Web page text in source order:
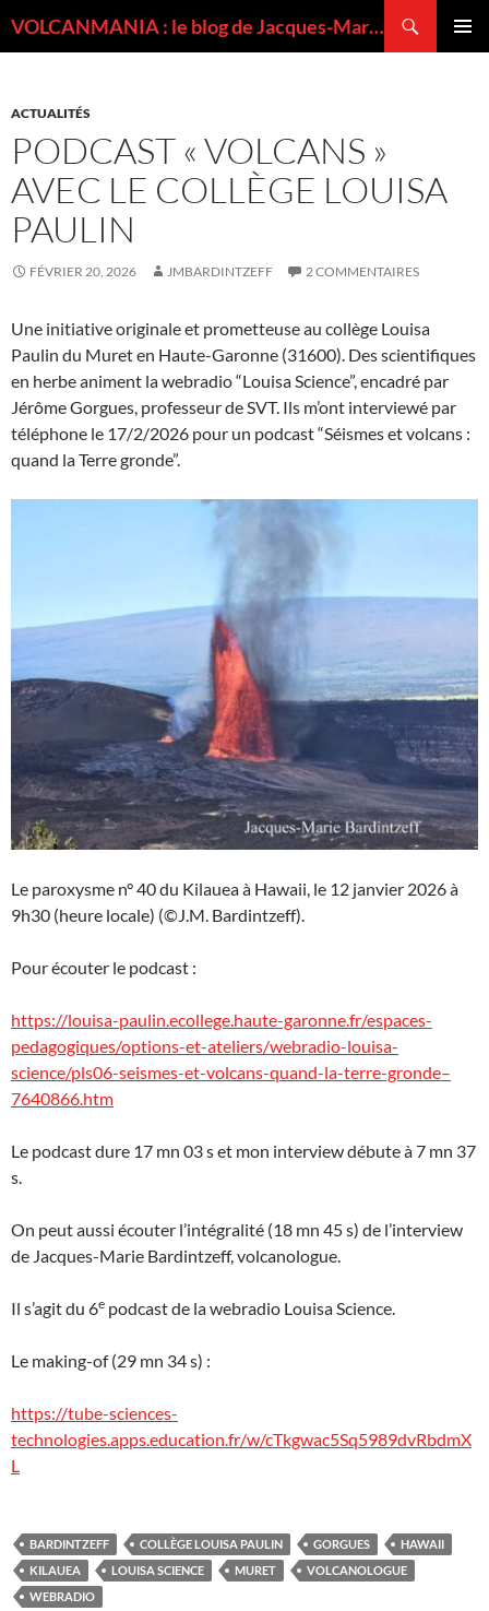
VOLCANMANIA : le blog de Jacques-Marie BARDINTZEFF, volcanologue
ACTUALITÉS
PODCAST « VOLCANS »
AVEC LE COLLÈGE LOUISA
PAULIN
FÉVRIER 20, 2026 JMBARDINTZEFF 2 COMMENTAIRES
Une initiative originale et prometteuse au collège Louisa
Paulin du Muret en Haute-Garonne (31600). Des scientifiques
en herbe animent la webradio “Louisa Science”, encadré par
Jérôme Gorgues, professeur de SVT. Ils m’ont interviewé par
téléphone le 17/2/2026 pour un podcast “Séismes et volcans :
quand la Terre gronde”.
Le paroxysme n° 40 du Kilauea à Hawaii, le 12 janvier 2026 à
9h30 (heure locale) (©J.M. Bardintzeff).
Pour écouter le podcast :
https://louisa-paulin.ecollege.haute-garonne.fr/espaces-
pedagogiques/options-et-ateliers/webradio-louisa-
science/pls06-seismes-et-volcans-quand-la-terre-gronde–
7640866.htm
Le podcast dure 17 mn 03 s et mon interview débute à 7 mn 37
s.
On peut aussi écouter l’intégralité (18 mn 45 s) de l’interview
de Jacques-Marie Bardintzeff, volcanologue.
Il s’agit du 6e podcast de la webradio Louisa Science.
Le making-of (29 mn 34 s) :
https://tube-sciences-
technologies.apps.education.fr/w/cTkgwac5Sq5989dvRbdmX
L
BARDINTZEFF COLLÈGE LOUISA PAULIN GORGUES
HAWAII
KILAUEA
LOUISA SCIENCE MURET
VOLCANOLOGUE
WEBRADIO